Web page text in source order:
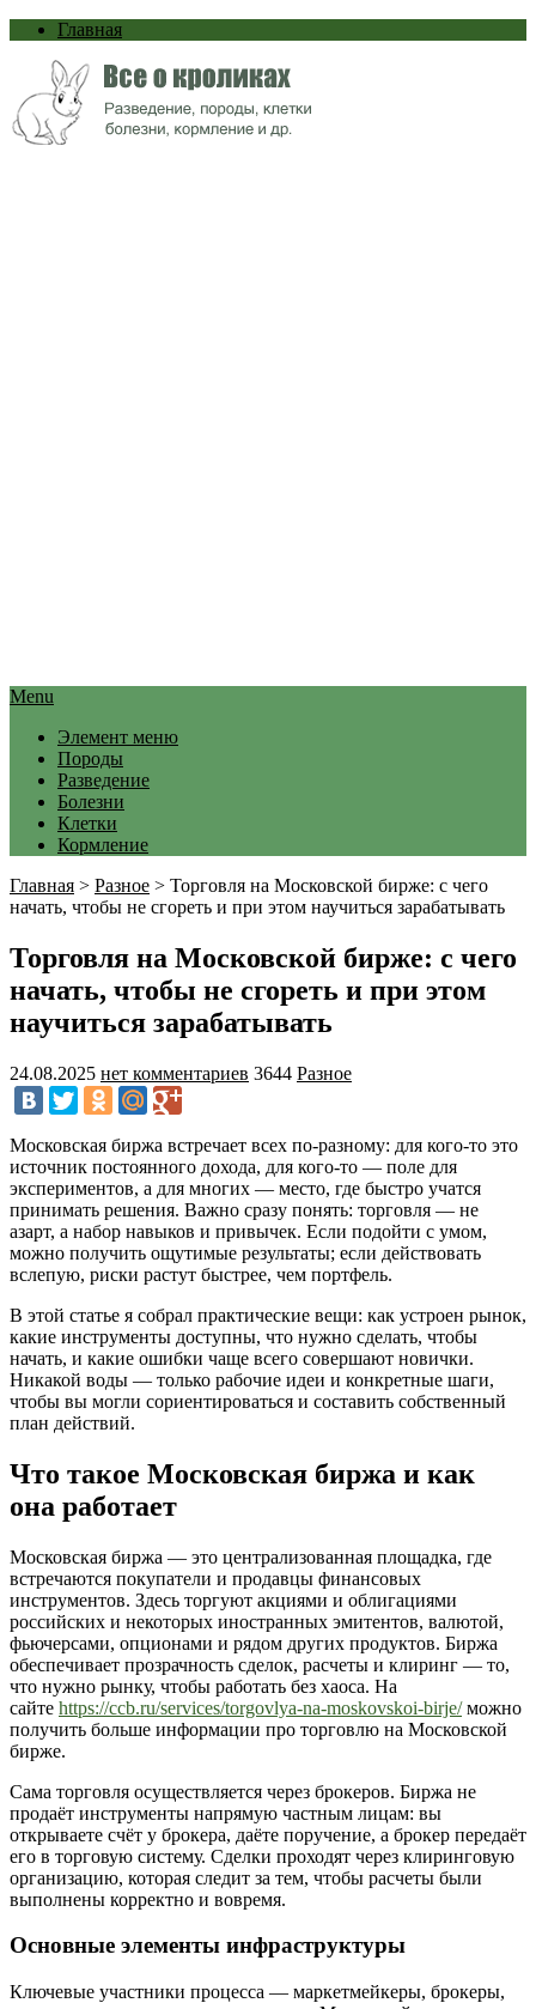
Главная
Menu
Элемент меню
Породы
Разведение
Болезни
Клетки
Кормление
Главная > Разное > Торговля на Московской бирже: с чего
начать, чтобы не сгореть и при этом научиться зарабатывать
Торговля на Московской бирже: с чего
начать, чтобы не сгореть и при этом
научиться зарабатывать
24.08.2025 нет комментариев 3644 Разное
Московская биржа встречает всех по-разному: для кого-то это
источник постоянного дохода, для кого-то — поле для
экспериментов, а для многих — место, где быстро учатся
принимать решения. Важно сразу понять: торговля — не
азарт, а набор навыков и привычек. Если подойти с умом,
можно получить ощутимые результаты; если действовать
вслепую, риски растут быстрее, чем портфель.
В этой статье я собрал практические вещи: как устроен рынок,
какие инструменты доступны, что нужно сделать, чтобы
начать, и какие ошибки чаще всего совершают новички.
Никакой воды — только рабочие идеи и конкретные шаги,
чтобы вы могли сориентироваться и составить собственный
план действий.
Что такое Московская биржа и как
она работает
Московская биржа — это централизованная площадка, где
встречаются покупатели и продавцы финансовых
инструментов. Здесь торгуют акциями и облигациями
российских и некоторых иностранных эмитентов, валютой,
фьючерсами, опционами и рядом других продуктов. Биржа
обеспечивает прозрачность сделок, расчеты и клиринг — то,
что нужно рынку, чтобы работать без хаоса. На
сайте https://ccb.ru/services/torgovlya-na-moskovskoi-birje/можно
получить больше информации про торговлю на Московской
бирже.
Сама торговля осуществляется через брокеров. Биржа не
продаёт инструменты напрямую частным лицам: вы
открываете счёт у брокера, даёте поручение, а брокер передаёт
его в торговую систему. Сделки проходят через клиринговую
организацию, которая следит за тем, чтобы расчеты были
выполнены корректно и вовремя.
Основные элементы инфраструктуры
Ключевые участники процесса — маркетмейкеры, брокеры,